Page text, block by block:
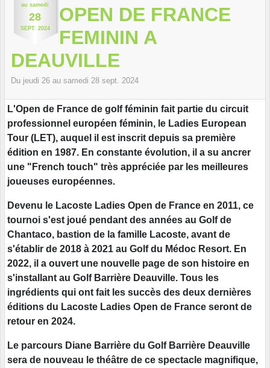
au samedi
28
SEPT. 2024
OPEN DE FRANCE
FEMININ A
DEAUVILLE
Du jeudi 26 au samedi 28 sept. 2024
L'Open de France de golf féminin fait partie du circuit
professionnel européen féminin, le Ladies European
Tour (LET), auquel il est inscrit depuis sa première
édition en 1987. En constante évolution, il a su ancrer
une "French touch" très appréciée par les meilleures
joueuses européennes.
Devenu le Lacoste Ladies Open de France en 2011, ce
tournoi s'est joué pendant des années au Golf de
Chantaco, bastion de la famille Lacoste, avant de
s'établir de 2018 à 2021 au Golf du Médoc Resort. En
2022, il a ouvert une nouvelle page de son histoire en
s'installant au Golf Barrière Deauville. Tous les
ingrédients qui ont fait les succès des deux dernières
éditions du Lacoste Ladies Open de France seront de
retour en 2024.
Le parcours Diane Barrière du Golf Barrière Deauville
sera de nouveau le théâtre de ce spectacle magnifique,